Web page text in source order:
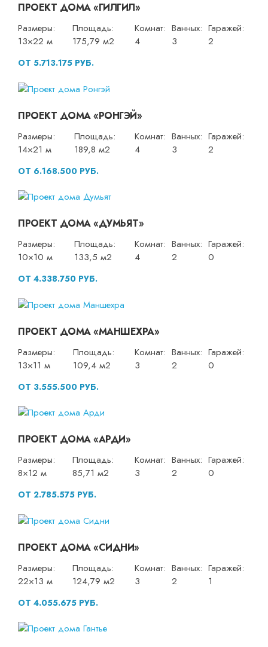
ПРОЕКТ ДОМА «ГИЛГИЛ»
Размеры:
13×22 м
Площадь:
175,79 м2
Комнат:
4
Ванных:
3
Гаражей:
2
ОТ 5.713.175 РУБ.
ПРОЕКТ ДОМА «РОНГЭЙ»
Размеры:
14×21 м
Площадь:
189,8 м2
Комнат:
4
Ванных:
3
Гаражей:
2
ОТ 6.168.500 РУБ.
ПРОЕКТ ДОМА «ДУМЬЯТ»
Размеры:
10×10 м
Площадь:
133,5 м2
Комнат:
4
Ванных:
2
Гаражей:
0
ОТ 4.338.750 РУБ.
ПРОЕКТ ДОМА «МАНШЕХРА»
Размеры:
13×11 м
Площадь:
109,4 м2
Комнат:
3
Ванных:
2
Гаражей:
0
ОТ 3.555.500 РУБ.
ПРОЕКТ ДОМА «АРДИ»
Размеры:
8×12 м
Площадь:
85,71 м2
Комнат:
3
Ванных:
2
Гаражей:
0
ОТ 2.785.575 РУБ.
ПРОЕКТ ДОМА «СИДНИ»
Размеры:
22×13 м
Площадь:
124,79 м2
Комнат:
3
Ванных:
2
Гаражей:
1
ОТ 4.055.675 РУБ.